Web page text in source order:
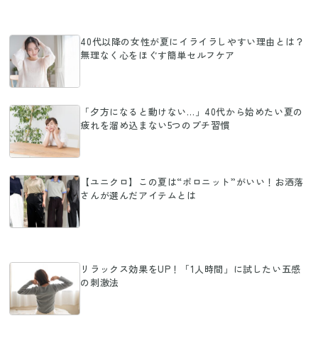
40代以降の女性が夏にイライラしやすい理由とは？
無理なく心をほぐす簡単セルフケア
「夕方になると動けない…」40代から始めたい夏の
疲れを溜め込まない5つのプチ習慣
【ユニクロ】この夏は“ポロニット”がいい！お洒落
さんが選んだアイテムとは
リラックス効果をUP！「1人時間」に試したい五感
の刺激法